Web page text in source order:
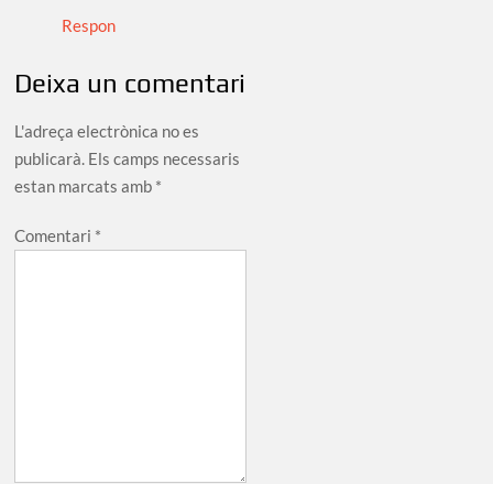
Respon
Deixa un comentari
L'adreça electrònica no es
publicarà. Els camps necessaris
estan marcats amb *
Comentari *